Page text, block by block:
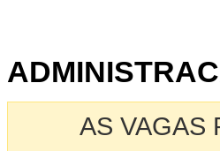
AS VAGAS